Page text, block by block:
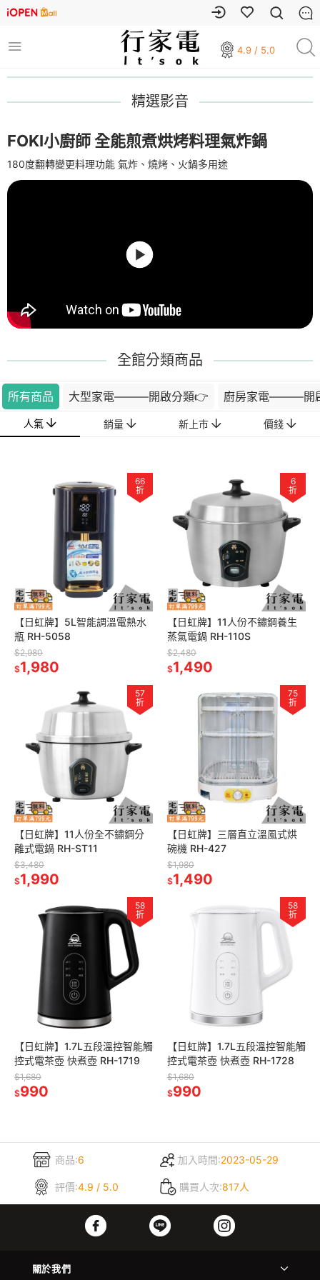
4.9 / 5.0
精選影音
FOKI小廚師 全能煎煮烘烤料理氣炸鍋
180度翻轉變更料理功能 氣炸、燒烤、火鍋多用途
全館分類商品
所有商品 大型家電———開啟分類👉 廚房家電———開
人氣 銷量 新上市 價錢
66
折
【日虹牌】5L智能調溫電熱水
瓶 RH-5058
$2,980
$1,980
6
折
【日虹牌】11人份不鏽鋼養生
蒸氣電鍋 RH-110S
$2,480
$1,490
57
折
【日虹牌】11人份全不鏽鋼分
離式電鍋 RH-ST11
$3,480
$1,990
75
折
【日虹牌】三層直立溫風式烘
碗機 RH-427
$1,980
$1,490
58
折
【日虹牌】1.7L五段溫控智能觸
控式電茶壺 快煮壺 RH-1719
$1,680
$990
58
折
【日虹牌】1.7L五段溫控智能觸
控式電茶壺 快煮壺 RH-1728
$1,680
$990
商品:6 加入時間:2023-05-29
評價:4.9 / 5.0 購買人次:817人
關於我們